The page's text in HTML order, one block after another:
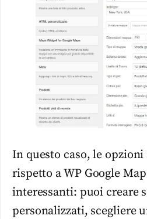
In questo caso, le
rispetto a WP Google
interessanti: puoi creare
personalizzati, scegliere